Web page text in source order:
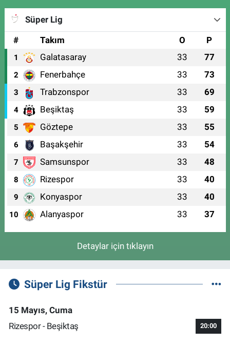
Süper Lig
#
Takım O P
1 Galatasaray 33 77
2 Fenerbahçe 33 73
3 Trabzonspor 33 69
4 Beşiktaş 33 59
5 Göztepe 33 55
6 Başakşehir 33 54
7 Samsunspor 33 48
8 Rizespor 33 40
9 Konyaspor 33 40
10 Alanyaspor 33 37
Detaylar için tıklayın
Süper Lig Fikstür
15 Mayıs, Cuma
Rizespor - Beşiktaş
20:00